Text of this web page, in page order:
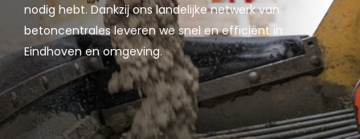
nodig hebt. Dankzij ons landelijke netwerk van
betoncentrales leveren we snel en efficiënt in
Eindhoven en omgeving.